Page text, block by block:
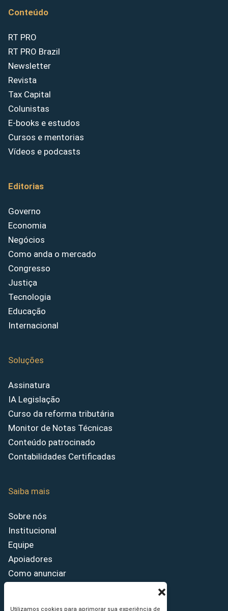
Utilizamos cookies para aprimorar sua experiência de
Conteúdo
RT PRO
RT PRO Brazil
Newsletter
Revista
Tax Capital
Colunistas
E-books e estudos
Cursos e mentorias
Vídeos e podcasts
Editorias
Governo
Economia
Negócios
Como anda o mercado
Congresso
Justiça
Tecnologia
Educação
Internacional
Soluções
Assinatura
IA Legislação
Curso da reforma tributária
Monitor de Notas Técnicas
Conteúdo patrocinado
Contabilidades Certificadas
Saiba mais
Sobre nós
Institucional
Equipe
Apoiadores
Como anunciar